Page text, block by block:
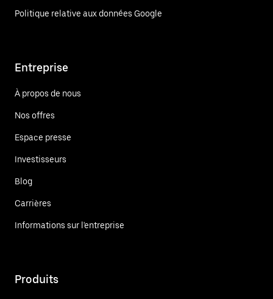
Politique relative aux données Google
Entreprise
À propos de nous
Nos offres
Espace presse
Investisseurs
Blog
Carrières
Informations sur l'entreprise
Produits